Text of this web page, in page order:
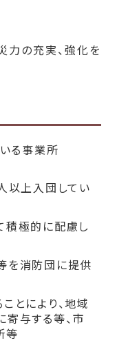
力の充実、強化を
る事業所
以上入団してい
極的に配慮し
を消防団に提供
とにより、地域
与する等、市
等